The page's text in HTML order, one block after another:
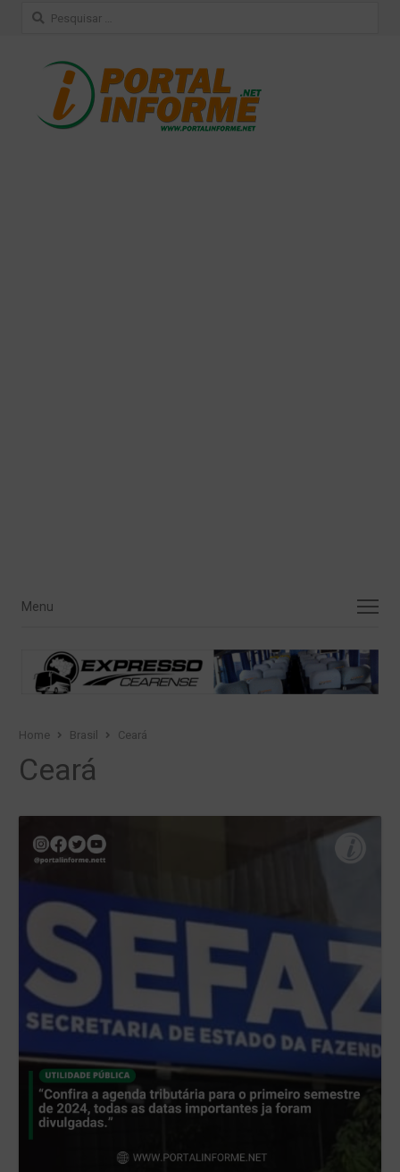
Pesquisar
Menu
Menu
Home Brasil Ceará
Ceará